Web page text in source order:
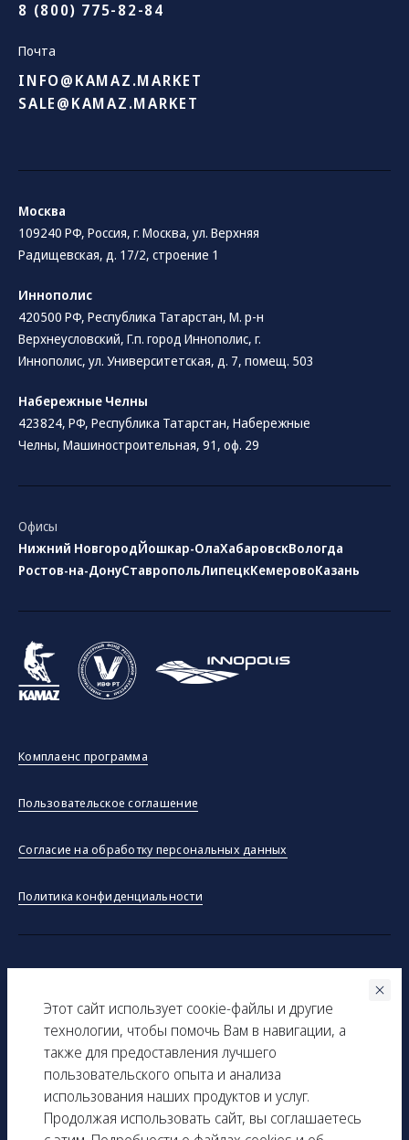
Этот сайт использует соокіe-файлы и другие
технологии, чтобы помочь Вам в навигации, а
также для предоставления лучшего
пользовательского опыта и анализа
использования наших продуктов и услуг.
Продолжая использовать сайт, вы соглашаетесь
8 (800) 775-82-84
Почта
INFO@KAMAZ.MARKET
SALE@KAMAZ.MARKET
Москва
109240 РФ, Россия, г. Москва, ул. Верхняя
Радищевская, д. 17/2, строение 1
Иннополис
420500 РФ, Республика Татарстан, М. р-н
Верхнеусловский, Г.п. город Иннополис, г.
Иннополис, ул. Университетская, д. 7, помещ. 503
Набережные Челны
423824, РФ, Республика Татарстан​, Набережные
Челны, Машиностроительная, 91, оф. 29
Офисы
Нижний НовгородЙошкар-ОлаХабаровскВологда
Ростов-на-ДонуСтавропольЛипецкКемеровоКазань
Комплаенс программа
Пользовательское соглашение
Согласие на обработку персональных данных
Политика конфиденциальности
Вся представленная на сайте информация, касающаяся
технических характеристик, наличия на складе, стоимости
товаров, носит информационный характер и ни при каких
условиях не является публичной офертой, определяемой
положениями Статьи 437(2) Гражданского кодекса РФ.